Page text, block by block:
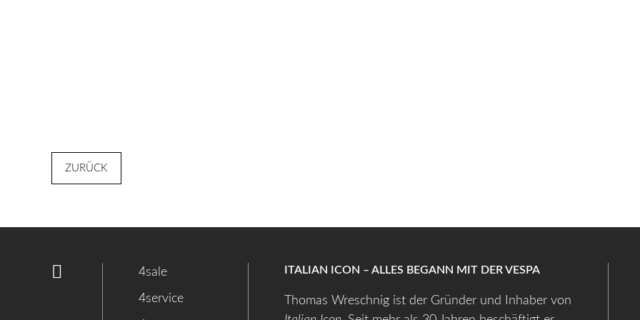
ZURÜCK
4sale
4service
ITALIAN ICON – ALLES BEGANN MIT DER VESPA
Thomas Wreschnig ist der Gründer und Inhaber von